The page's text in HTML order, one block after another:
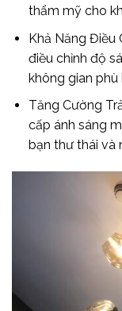
thẩm mỹ cho
Khả Năng Điều
điều chỉnh độ
không gian
Tăng Cường
cấp ánh sáng
bạn thư thái và